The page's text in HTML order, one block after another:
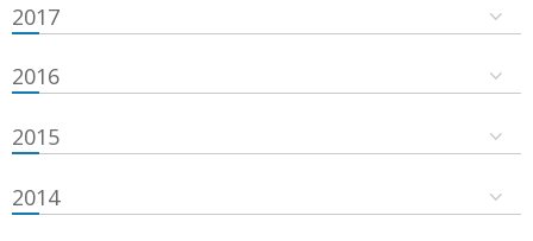
2017
2016
2015
2014